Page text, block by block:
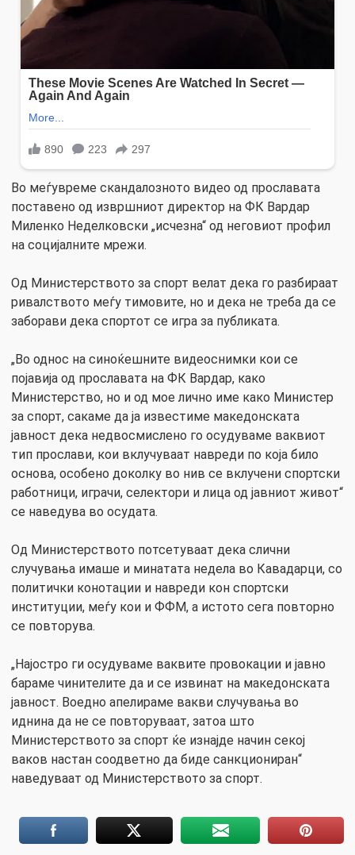
Во меѓувреме скандалозното видео од прославата
поставено од извршниот директор на ФК Вардар
Миленко Неделковски „исчезна“ од неговиот профил
на социјалните мрежи.
Од Министерството за спорт велат дека го разбираат
ривалството меѓу тимовите, но и дека не треба да се
заборави дека спортот се игра за публиката.
„Во однос на синоќешните видеоснимки кои се
појавија од прославата на ФК Вардар, како
Министерство, но и од мое лично име како Министер
за спорт, сакаме да ја известиме македонската
јавност дека недвосмислено го осудуваме ваквиот
тип прослави, кои вклучуваат навреди по која било
основа, особено доколку во нив се вклучени спортски
работници, играчи, селектори и лица од јавниот живот“
се наведува во осудата.
Од Министерството потсетуваат дека слични
случувања имаше и минатата недела во Кавадарци, со
политички конотации и навреди кон спортски
институции, меѓу кои и ФФМ, а истото сега повторно
се повторува.
„Најостро ги осудуваме ваквите провокации и јавно
бараме чинителите да и се извинат на македонската
јавност. Воедно апелираме вакви случувања во
иднина да не се повторуваат, затоа што
Министерството за спорт ќе изнајде начин секој
ваков настан соодветно да биде санкциониран“
наведуваат од Министерството за спорт.